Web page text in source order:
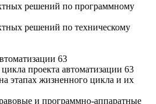
решений по программному
решений по техническому
63
проекта автоматизации 63
этапах жизненного цикла и их
и программно-аппаратные